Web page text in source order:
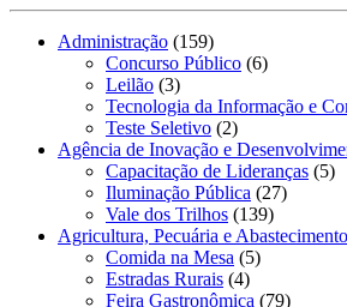
Administração (159)
Concurso Público (6)
Leilão (3)
Tecnologia da Informação e
Teste Seletivo (2)
Agência de Inovação e
Capacitação de Lideranças (5)
Iluminação Pública (27)
Vale dos Trilhos (139)
Agricultura, Pecuária e Abastecimento
Comida na Mesa (5)
Estradas Rurais (4)
Feira Gastronômica (79)